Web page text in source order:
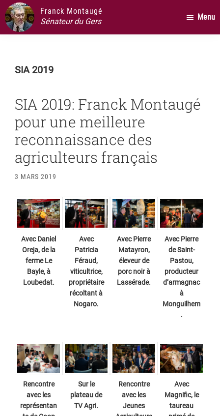
Passer
au
contenu
Passer
la
latérale
Passer
au
pied
page
Franck Montaugé
Sénateur du Gers
Menu
SIA 2019
SIA 2019: Franck Montaugé
pour une meilleure
reconnaissance des
agriculteurs français
3 MARS 2019
Avec Daniel
Oreja, de la
ferme Le
Bayle, à
Loubedat.
Avec
Patricia
Féraud,
viticultrice,
propriétaire
récoltant à
Nogaro.
Avec Pierre
Matayron,
éleveur de
porc noir à
Lassérade.
Avec Pierre
de Saint-
Pastou,
producteur
d’armagnac
à
Monguilhem
.
Rencontre
avec les
représentan
Sur le
plateau de
TV Agri.
Rencontre
avec les
Jeunes
Avec
Magnific, le
taureau